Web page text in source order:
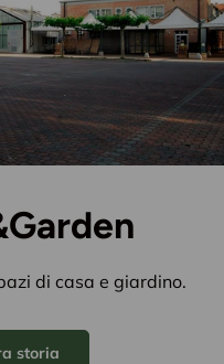
di casa e giardino.
storia